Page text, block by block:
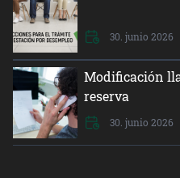
30. junio 2026
Modificación
reserva
30. junio 2026